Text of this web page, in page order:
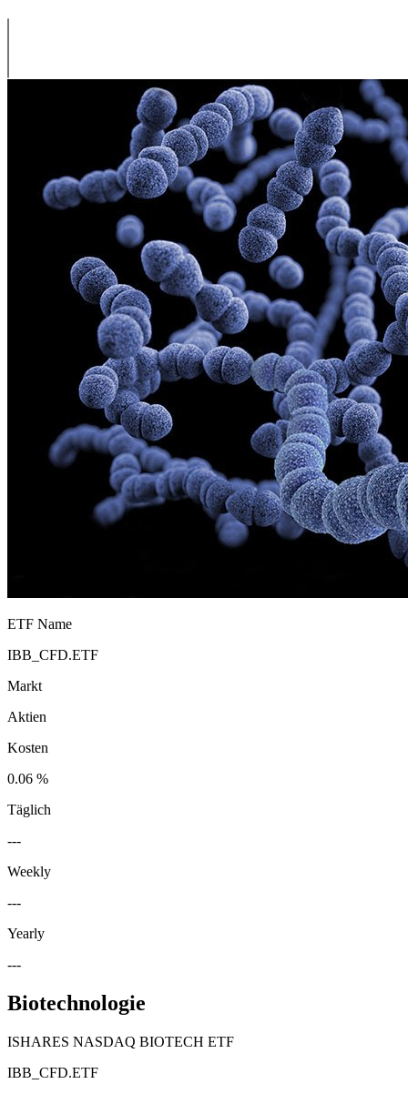
ETF Name
IBB_CFD.ETF
Markt
Aktien
Kosten
0.06 %
Täglich
---
Weekly
---
Yearly
---
Biotechnologie
ISHARES NASDAQ BIOTECH ETF
IBB_CFD.ETF